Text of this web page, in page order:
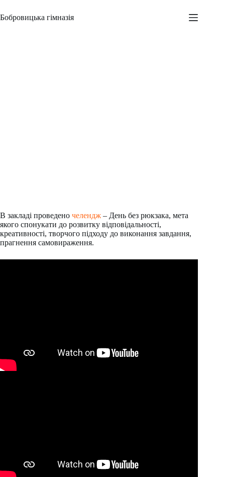
до
вмісту
Бобровицька гімназія
В закладі проведено челендж – День без рюкзака, мета
якого спонукати до розвитку відповідальності,
креативності, творчого підходу до виконання завдання,
прагнення самовираження.